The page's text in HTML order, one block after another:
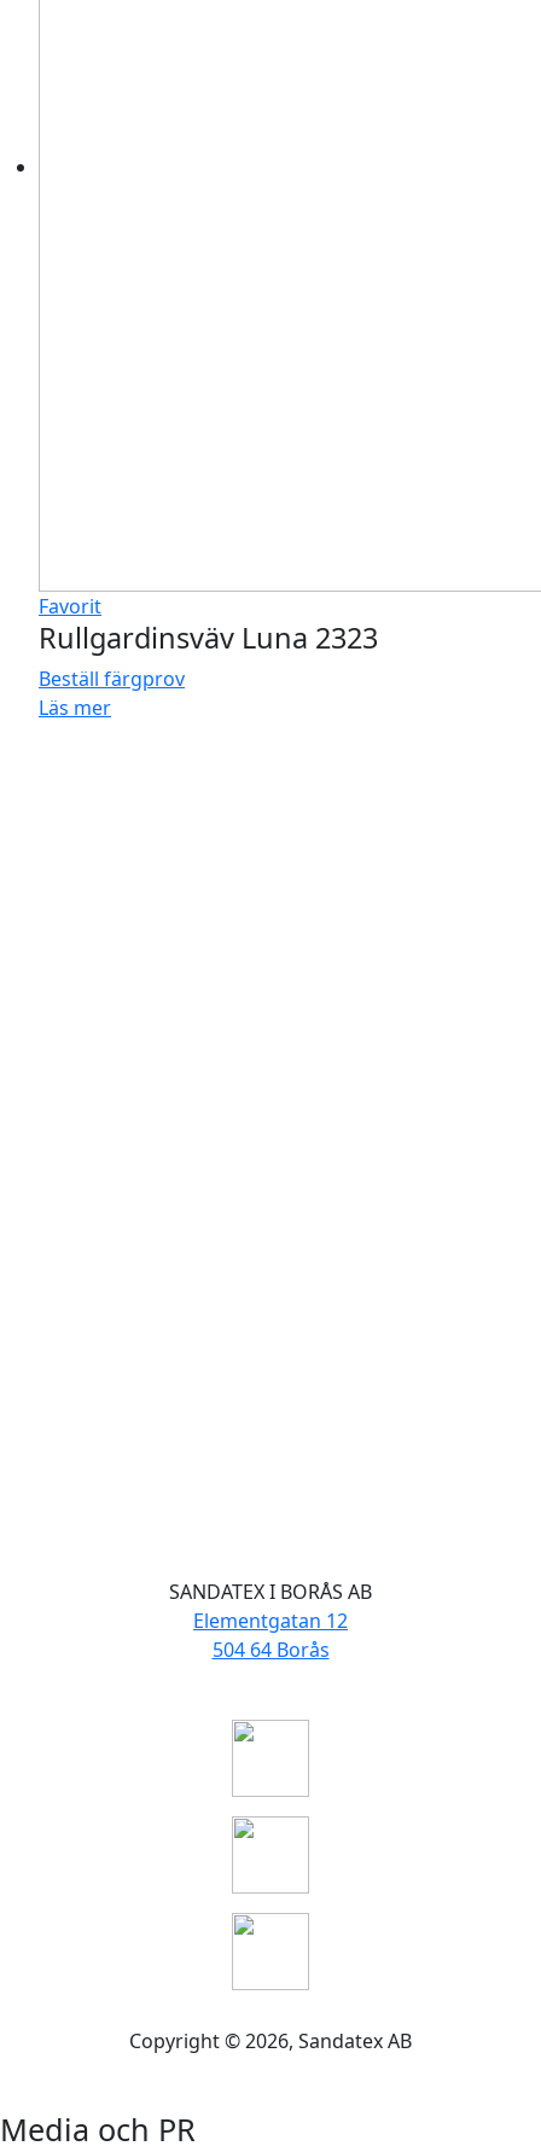
Favorit
Rullgardinsväv Luna 2323
Beställ färgprov
Läs mer
SANDATEX I BORÅS AB
Elementgatan 12
504 64 Borås
Copyright ©2026, Sandatex AB
Media och PR